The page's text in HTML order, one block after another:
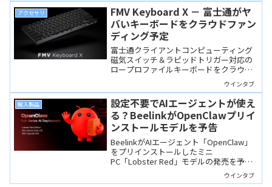
アクセサリ
FMV Keyboard X － 富士通がヤ
バいキーボードをクラウドファン
ディング予定
富士通クライアントコンピューティング
磁気スイッチ＆ラピッドトリガー対応の
ロープロファイルキーボードをクラウド
ファンディング。ディテールにも凝っ
た、キーボード好きな人にとって「ヤバ
い」製品です。
ウインタブ
輸入製品
設定不要でAIエージェントが使え
る？BeelinkがOpenClawプリイ
ンストールモデルを予告
BeelinkがAIエージェント「OpenClaw」
をプリインストールしたミニ
PC「Lobster Red」モデルの発売を予告
しました。導入のハードルがどこまで下
がったのかが気になるところですね。
ウインタブ